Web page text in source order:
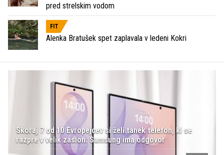
pred strelskim vodom
FIT
Alenka Bratušek spet zaplavala v ledeni Kokri
Skoraj 7 od 10 Evropejcev si želi tanek telefon, ki se
razpre v velik zaslon: Samsung ima odgovor